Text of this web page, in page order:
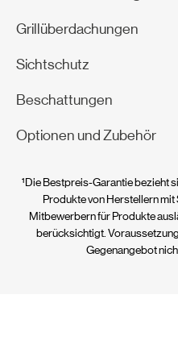
Grillüberdachungen
Sichtschutz
Beschattungen
Optionen und Zubehör
¹Die Bestpreis-Garantie bezieht
Produkte von Herstellern
Mitbewerbern für Produkte
berücksichtigt.
Gegenangebot